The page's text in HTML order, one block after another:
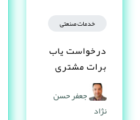
خدمات صنعتی
درخواست یاب
برات مشتری
پیدا می کنه
جعفر حسن
نژاد